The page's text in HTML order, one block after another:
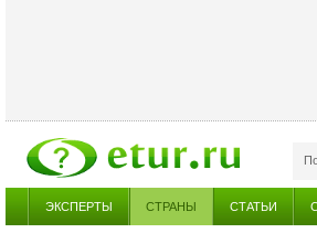
ЭКСПЕРТЫ СТРАНЫ СТАТЬИ